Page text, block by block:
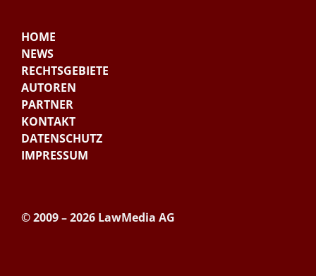
HOME
NEWS
RECHTSGEBIETE
AUTOREN
PARTNER
KONTAKT
DATENSCHUTZ
IMPRESSUM
© 2009 – 2026 LawMedia AG